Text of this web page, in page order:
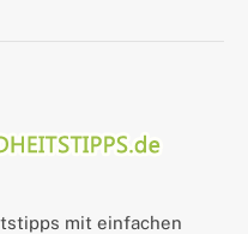
mit einfachen